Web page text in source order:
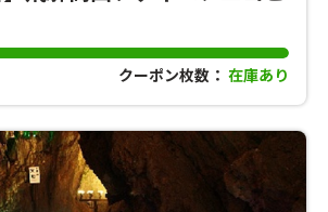
クーポン枚数： 在庫あり